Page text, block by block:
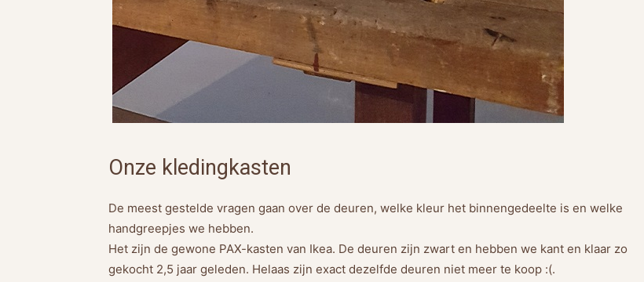
Onze kledingkasten
De meest gestelde vragen gaan over de deuren, welke kleur het binnengedeelte is en welke
handgreepjes we hebben.
Het zijn de gewone PAX-kasten van Ikea. De deuren zijn zwart en hebben we kant en klaar zo
gekocht 2,5 jaar geleden. Helaas zijn exact dezelfde deuren niet meer te koop :(.